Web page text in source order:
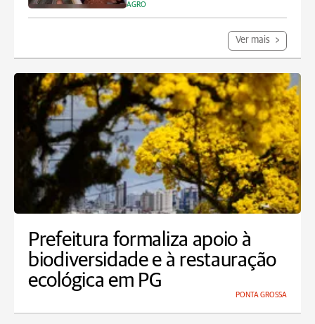
AGRO
Ver mais
Prefeitura formaliza apoio à
biodiversidade e à restauração
ecológica em PG
PONTA GROSSA